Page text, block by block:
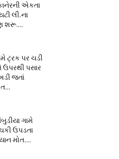
એકતા
લી.ના
શરૂ….
ટ્રક પર ચડી
પસાર
જતાં
ગામે
ઉપડતા
મોત….